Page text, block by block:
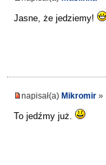
Jasne, że jedziemy!
napisał(a) Mikromir »
To jedźmy już.